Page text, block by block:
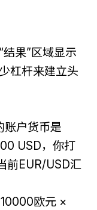
果”区域显示
杠杆来建立头
账户货币是
USD，你打
前EUR/USD汇
欧元 ×